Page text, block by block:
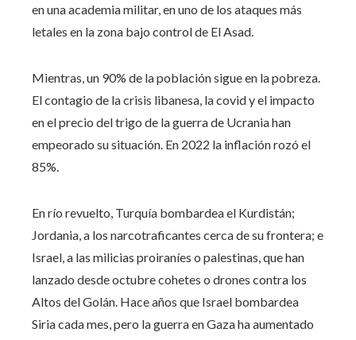
en una academia militar, en uno de los ataques más
letales en la zona bajo control de El Asad.
Mientras, un 90% de la población sigue en la pobreza.
El contagio de la crisis libanesa, la covid y el impacto
en el precio del trigo de la guerra de Ucrania han
empeorado su situación. En 2022 la inflación rozó el
85%.
En río revuelto, Turquía bombardea el Kurdistán;
Jordania, a los narcotraficantes cerca de su frontera; e
Israel, a las milicias proiraníes o palestinas, que han
lanzado desde octubre cohetes o drones contra los
Altos del Golán. Hace años que Israel bombardea
Siria cada mes, pero la guerra en Gaza ha aumentado